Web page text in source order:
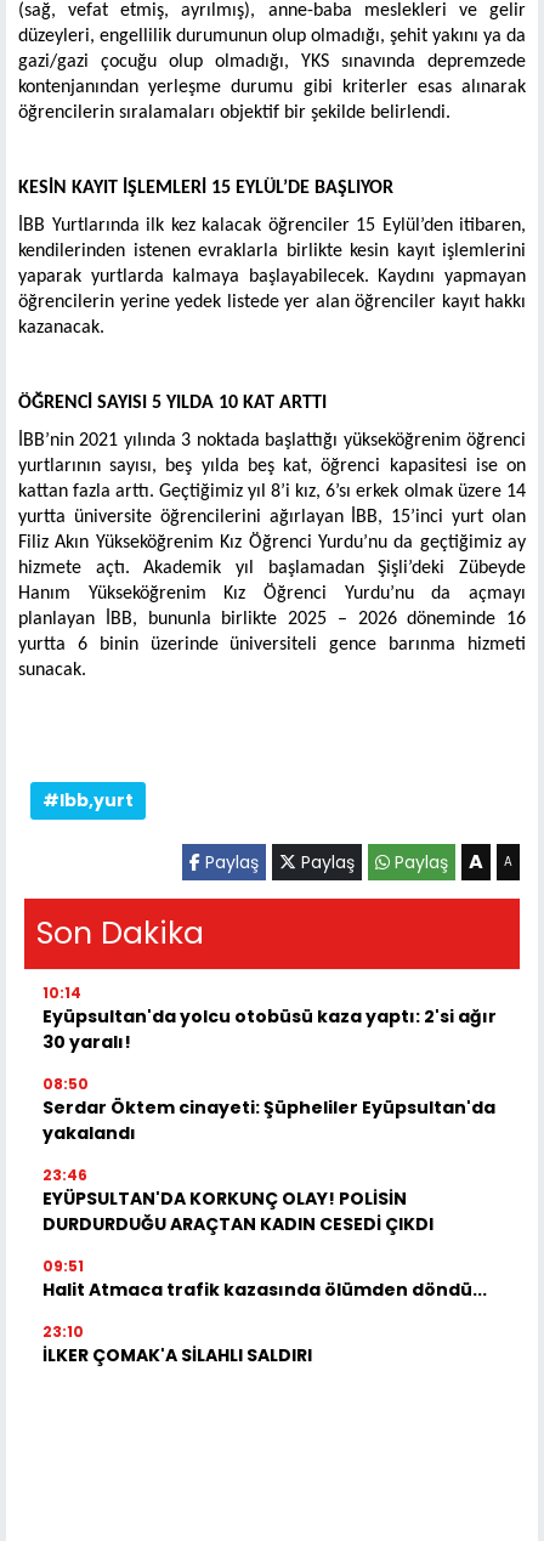
(sağ, vefat etmiş, ayrılmış), anne-baba meslekleri ve gelir
düzeyleri, engellilik durumunun olup olmadığı, şehit yakını ya da
gazi/gazi çocuğu olup olmadığı, YKS sınavında depremzede
kontenjanından yerleşme durumu gibi kriterler esas alınarak
öğrencilerin sıralamaları objektif bir şekilde belirlendi.
KESİN KAYIT İŞLEMLERİ 15 EYLÜL’DE BAŞLIYOR
İBB Yurtlarında ilk kez kalacak öğrenciler 15 Eylül’den itibaren,
kendilerinden istenen evraklarla birlikte kesin kayıt işlemlerini
yaparak yurtlarda kalmaya başlayabilecek. Kaydını yapmayan
öğrencilerin yerine yedek listede yer alan öğrenciler kayıt hakkı
kazanacak.
ÖĞRENCİ SAYISI 5 YILDA 10 KAT ARTTI
İBB’nin 2021 yılında 3 noktada başlattığı yükseköğrenim öğrenci
yurtlarının sayısı, beş yılda beş kat, öğrenci kapasitesi ise on
kattan fazla arttı. Geçtiğimiz yıl 8’i kız, 6’sı erkek olmak üzere 14
yurtta üniversite öğrencilerini ağırlayan İBB, 15’inci yurt olan
Filiz Akın Yükseköğrenim Kız Öğrenci Yurdu’nu da geçtiğimiz ay
hizmete açtı. Akademik yıl başlamadan Şişli’deki Zübeyde
Hanım Yükseköğrenim Kız Öğrenci Yurdu’nu da açmayı
planlayan İBB, bununla birlikte 2025 – 2026 döneminde 16
yurtta 6 binin üzerinde üniversiteli gence barınma hizmeti
sunacak.
#Ibb,yurt
Paylaş Paylaş Paylaş A A
Son Dakika
10:14
Eyüpsultan'da yolcu otobüsü kaza yaptı: 2'si ağır
30 yaralı!
08:50
Serdar Öktem cinayeti: Şüpheliler Eyüpsultan'da
yakalandı
23:46
EYÜPSULTAN'DA KORKUNÇ OLAY! POLİSİN
DURDURDUĞU ARAÇTAN KADIN CESEDİ ÇIKDI
09:51
Halit Atmaca trafik kazasında ölümden döndü...
23:10
İLKER ÇOMAK'A SİLAHLI SALDIRI